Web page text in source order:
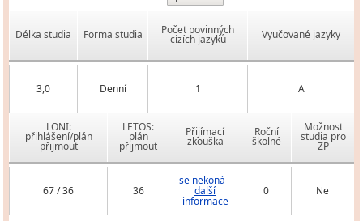
Délka studia Forma studia Počet povinných
cizích jazyků Vyučované jazyky
3,0 Denní 1 A
LONI:
přihlášení/plán
přijmout
LETOS:
plán
přijmout
Přijímací
zkouška
Roční
školné
Možnost
studia pro
ZP
67 / 36 36
se nekoná -
další
informace
0 Ne